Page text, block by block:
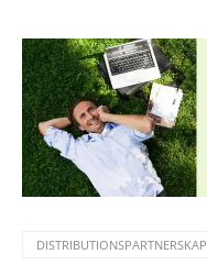
DISTRIBUTIONSPARTNERSKAP